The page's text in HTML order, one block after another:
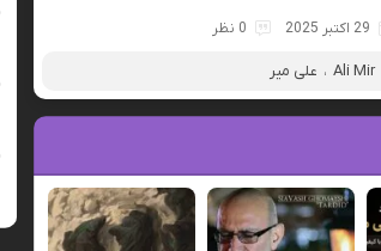
29 اکتبر 2025 0 نظر
Ali Mir ، علی میر